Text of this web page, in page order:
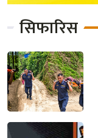
सिफारिस